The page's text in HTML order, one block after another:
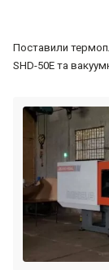
Поставили
SHD-50E та